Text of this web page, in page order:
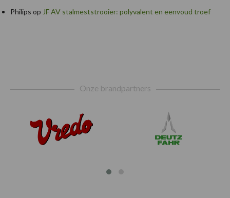
Philips op JF AV stalmeststrooier: polyvalent en eenvoud troef
Onze brandpartners